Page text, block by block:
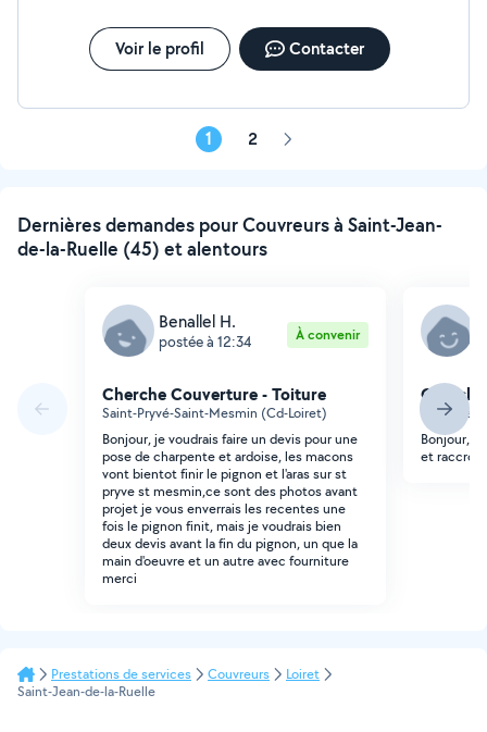
Voir le profil Contacter
1 2 Page
Dernières demandes pour Couvreurs à Saint-Jean-
de-la-Ruelle (45) et alentours
Benallel H.
postée à 12:34 À convenir
Cherche Couverture - Toiture
Saint-Pryvé-Saint-Mesmin (Cd-Loiret)
Bonjour, je voudrais faire un devis pour une
pose de charpente et ardoise, les macons
vont bientot finir le pignon et l'aras sur st
pryve st mesmin,ce sont des photos avant
projet je vous enverrais les recentes une
fois le pignon finit, mais je voudrais bien
deux devis avant la fin du pignon, un que la
main d'oeuvre et un autre avec fourniture
merci
Fleury-
Bonjour,
et
Prestations de services Couvreurs
Loiret
Saint-Jean-de-la-Ruelle